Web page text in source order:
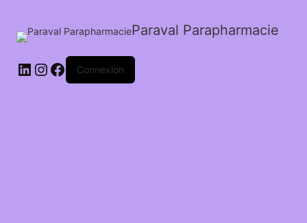
Paraval Parapharmacie
LinkedIn
Instagram
FacebookConnexion